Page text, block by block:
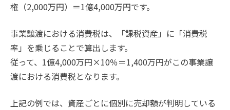
権（2,000万円）＝1億4,000万円です。
事業譲渡における消費税は、「課税資産」に「消費税
率」を乗じることで算出します。
従って、1億4,000万円×10％＝1,400万円がこの事業譲
渡における消費税となります。
上記の例では、資産ごとに個別に売却額が判明している